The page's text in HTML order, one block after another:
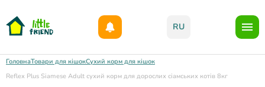
RU
ГоловнаТовари для кішокСухий корм для кішок
Reflex Plus Siamese Adult сухий корм для дорослих сіамських котів 8кг